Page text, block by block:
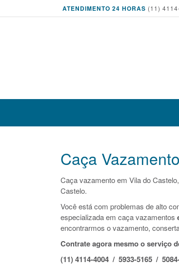
ATENDIMENTO 24 HORAS (11)
Caça
Caça vazamento em Vila do
Castelo.
Você está com problemas de alto
especializada em caça vazamentos
encontrarmos o vazamento,
Contrate agora mesmo o serviço
(11) 4114-4004 / 5933-5165 /